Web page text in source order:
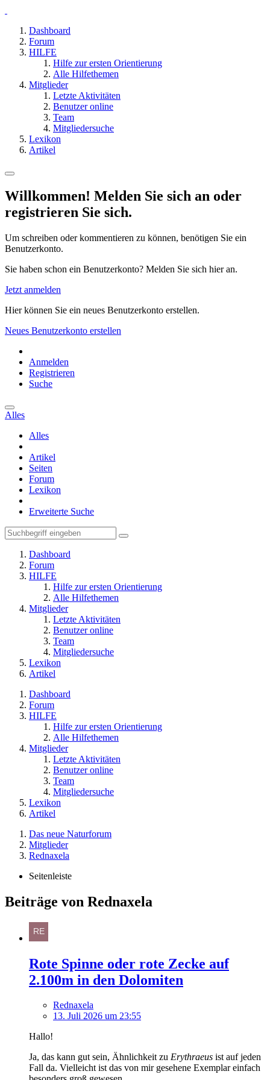
Dashboard
Forum
HILFE
Hilfe zur ersten Orientierung
Alle Hilfethemen
Mitglieder
Letzte Aktivitäten
Benutzer online
Team
Mitgliedersuche
Lexikon
Artikel
Willkommen! Melden Sie sich an oder
registrieren Sie sich.
Um schreiben oder kommentieren zu können, benötigen Sie ein
Benutzerkonto.
Sie haben schon ein Benutzerkonto? Melden Sie sich hier an.
Jetzt anmelden
Hier können Sie ein neues Benutzerkonto erstellen.
Neues Benutzerkonto erstellen
Anmelden
Registrieren
Suche
Alles
Alles
Artikel
Seiten
Forum
Lexikon
Erweiterte Suche
Dashboard
Forum
HILFE
Hilfe zur ersten Orientierung
Alle Hilfethemen
Mitglieder
Letzte Aktivitäten
Benutzer online
Team
Mitgliedersuche
Lexikon
Artikel
Dashboard
Forum
HILFE
Hilfe zur ersten Orientierung
Alle Hilfethemen
Mitglieder
Letzte Aktivitäten
Benutzer online
Team
Mitgliedersuche
Lexikon
Artikel
Das neue Naturforum
Mitglieder
Rednaxela
Seitenleiste
Beiträge von Rednaxela
Rote Spinne oder rote Zecke auf
2.100m in den Dolomiten
Rednaxela
13. Juli 2026 um 23:55
Hallo!
Ja, das kann gut sein, Ähnlichkeit zu Erythraeus ist auf jeden
Fall da. Vielleicht ist das von mir gesehene Exemplar einfach